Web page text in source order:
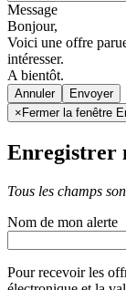
Message
Bonjour,
Voici une offre
intéresser.
A bientôt.
Annuler
× Fermer la fenêtre
Enregistrer
Tous les champs
Nom de mon alerte
Pour recevoir les